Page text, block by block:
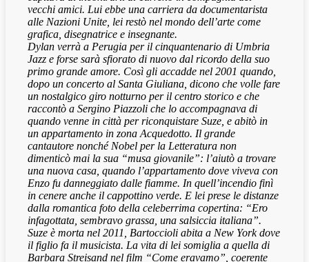
vecchi amici. Lui ebbe una carriera da documentarista
alle Nazioni Unite, lei restò nel mondo dell’arte come
grafica, disegnatrice e insegnante.
Dylan verrà a Perugia per il cinquantenario di Umbria
Jazz e forse sarà sfiorato di nuovo dal ricordo della suo
primo grande amore. Così gli accadde nel 2001 quando,
dopo un concerto al Santa Giuliana, dicono che volle fare
un nostalgico giro notturno per il centro storico e che
raccontò a Sergino Piazzoli che lo accompagnava di
quando venne in città per riconquistare Suze, e abitò in
un appartamento in zona Acquedotto. Il grande
cantautore nonché Nobel per la Letteratura non
dimenticò mai la sua “musa giovanile”: l’aiutò a trovare
una nuova casa, quando l’appartamento dove viveva con
Enzo fu danneggiato dalle fiamme. In quell’incendio finì
in cenere anche il cappottino verde. E lei prese le distanze
dalla romantica foto della celeberrima copertina: “Ero
infagottata, sembravo grassa, una salsiccia italiana”.
Suze è morta nel 2011, Bartoccioli abita a New York dove
il figlio fa il musicista. La vita di lei somiglia a quella di
Barbara Streisand nel film “Come eravamo”, coerente